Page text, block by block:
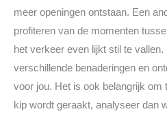
meer openingen ontstaan. Een
profiteren van de momenten
het verkeer even lijkt stil te
verschillende benaderingen en
voor jou. Het is ook belangrijk om
kip wordt geraakt, analyseer dan